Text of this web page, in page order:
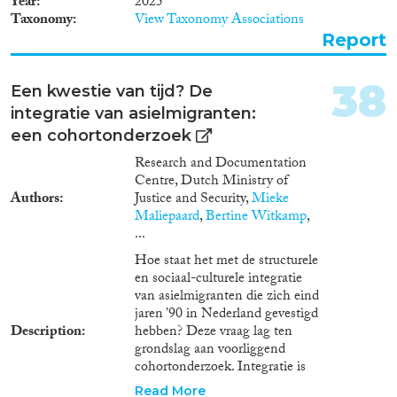
drie clusters onderverdeeld.
Cluster 1: Vragen rondom de
factoren van overlast en
bewoners Welke factoren liggen
ten grondslag aan verschillende
vormen van overlast en
crimineel gedrag van COA-
bewoners? Hoe ervaren en
duiden COA-bewoners die
verantwoordelijk worden
gehouden voor overlast en/of
crimineel gedrag hun eigen
handelen, de omstandigheden
waarin dit gedrag plaatsvond, en
de reacties daarop? Cluster 2:
Kenmerkende verschillen tussen
overlastgevende/criminele
COA-bewoners en COA-
bewoners die geen
overlast/criminaliteit plegen In
welk(e) opzicht(en) verschilt de
Taxonomy View Taxonomy Associations
Report
Een kwestie van tijd? De
integratie van asielmigranten:
een cohortonderzoek
Authors
Research and Documentation
Centre, Dutch Ministry of
Justice and Security,Mieke
Maliepaard,Bertine Witkamp,
...
Description
Hoe staat het met de structurele
en sociaal-culturele integratie
van asielmigranten die zich eind
jaren ’90 in Nederland gevestigd
hebben? Deze vraag lag ten
grondslag aan voorliggend
cohortonderzoek. Integratie is
op een viertal terreinen
Read More
38